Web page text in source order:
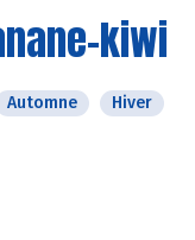
kiwi
Automne Hiver